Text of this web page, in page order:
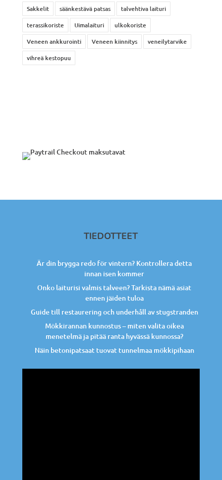
Sakkelit säänkestävä patsas
talvehtiva laituri
terassikoriste
Uimalaituri
ulkokoriste
Veneen ankkurointi
Veneen kiinnitys
veneilytarvike
vihreä kestopuu
TIEDOTTEET
Är din brygga redo för vintern? Kontrollera detta
innan isen kommer
Onko laiturisi valmis talveen? Tarkista nämä asiat
ennen jäiden tuloa
Guide till restaurering och underhåll av stugstranden
Mökkirannan kunnostus – miten valita oikea
menetelmä ja pitää ranta hyvässä kunnossa?
Näin betonipatsaat tuovat tunnelmaa mökkipihaan